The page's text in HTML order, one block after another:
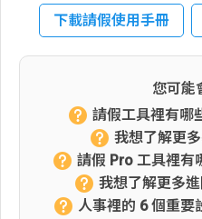
下載請假使用手冊
您可能
請假工具裡有哪
我想了解更
請假 Pro 工具裡有
我想了解更多
人事裡的 6 個重要